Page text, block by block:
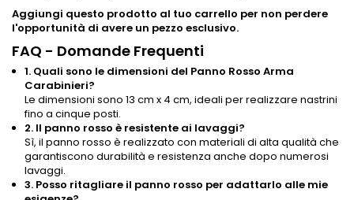
Aggiungi questo prodotto al tuo carrello per non perdere
l'opportunità di avere un pezzo esclusivo.
FAQ - Domande Frequenti
1. Quali sono le dimensioni del Panno Rosso Arma
Carabinieri?
Le dimensioni sono 13 cm x 4 cm, ideali per realizzare nastrini
fino a cinque posti.
2. Il panno rosso è resistente ai lavaggi?
Sì, il panno rosso è realizzato con materiali di alta qualità che
garantiscono durabilità e resistenza anche dopo numerosi
lavaggi.
3. Posso ritagliare il panno rosso per adattarlo alle mie